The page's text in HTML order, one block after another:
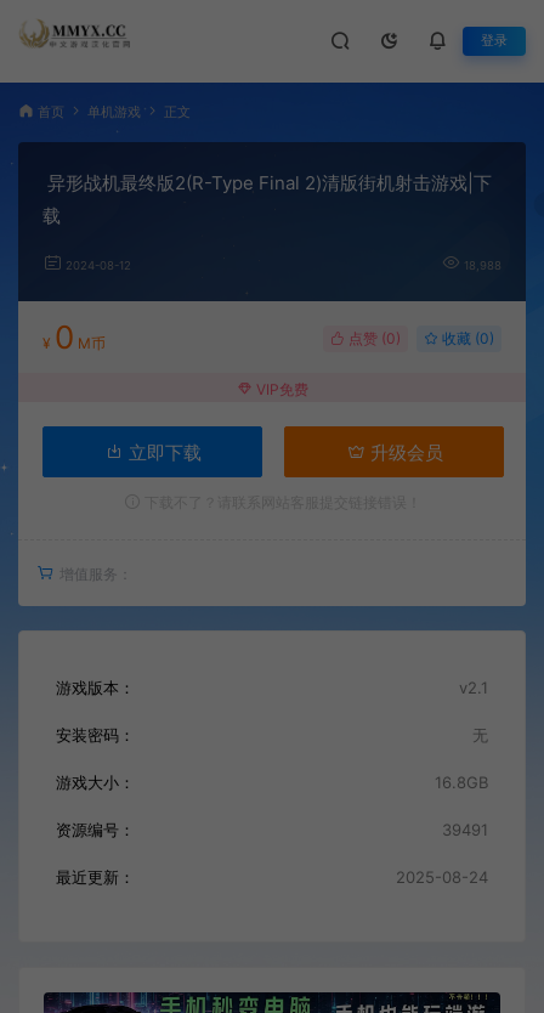
登录
首页 单机游戏 正文
异形战机最终版2(R-Type Final 2)清版街机射击游戏|下
载
2024-08-12 18,988
¥ 0 M币 点赞 (0) 收藏 (0)
VIP免费
立即下载 升级会员
增值服务：
游戏版本： v2.1
安装密码： 无
游戏大小： 16.8GB
资源编号： 39491
最近更新： 2025-08-24